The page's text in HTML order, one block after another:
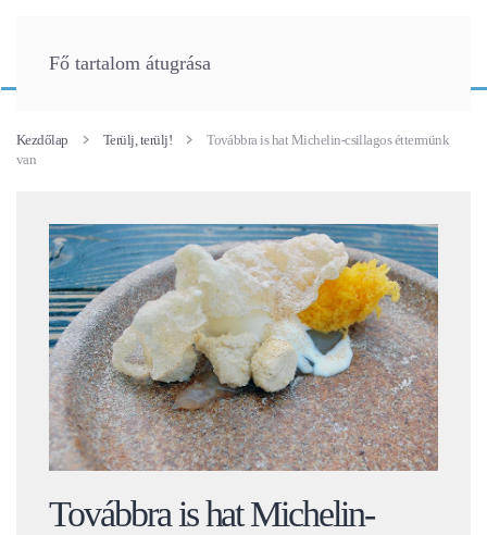
Fő tartalom átugrása
Kezdőlap Terülj, terülj!
Továbbra is hat Michelin-csillagos éttermünk
van
Továbbra is hat Michelin-